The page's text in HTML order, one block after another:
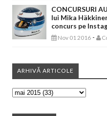
CONCURSURI
lui Mika
concurs pe
Nov 01 2016 -
ARHIVĂ ARTICOLE